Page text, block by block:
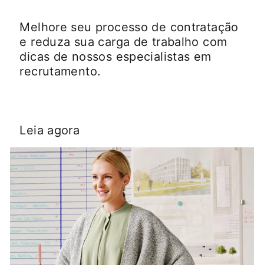
Melhore seu processo de contratação
e reduza sua carga de trabalho com
dicas de nossos especialistas em
recrutamento.
Leia agora